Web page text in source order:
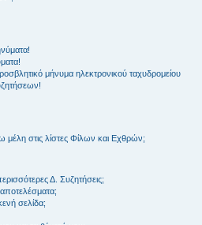
μήνυμα ηλεκτρονικού ταχυδρομείου
στις λίστες Φίλων και Εχθρών;
Δ. Συζητήσεις;
αποτελέσματα;
σελίδα;